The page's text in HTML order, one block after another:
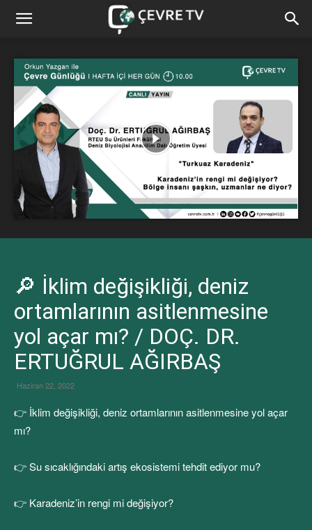
🔎 İklim değişikliği, deniz
ortamlarının asitlenmesine
yol açar mı? / DOÇ. DR.
ERTUĞRUL AĞIRBAŞ
Haziran 22, 2022
👉 İklim değişikliği, deniz ortamlarının asitlenmesine yol açar
mı?
👉 Su sıcaklığındaki artış ekosistemi tehdit ediyor mu?
👉 Karadeniz’in rengi mi değişiyor?